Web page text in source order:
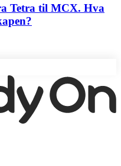
Tetra til MCX. Hva